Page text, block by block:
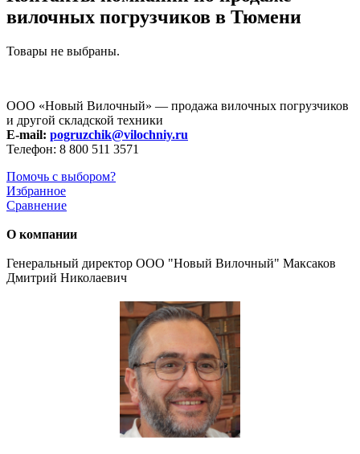
вилочных погрузчиков в Тюмени
Товары не выбраны.
ООО «Новый Вилочный» — продажа вилочных погрузчиков
и другой складской техники
E-mail: pogruzchik@vilochniy.ru
Телефон: 8 800 511 3571
Помочь с выбором?
Избранное
Сравнение
О компании
Генеральный директор ООО "Новый Вилочный" Максаков
Дмитрий Николаевич